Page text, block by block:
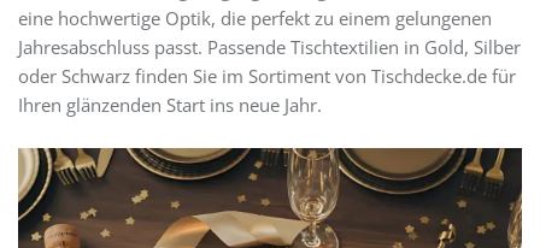
eine hochwertige Optik, die perfekt zu einem gelungenen
Jahresabschluss passt. Passende Tischtextilien in Gold, Silber
oder Schwarz finden Sie im Sortiment von Tischdecke.de für
Ihren glänzenden Start ins neue Jahr.